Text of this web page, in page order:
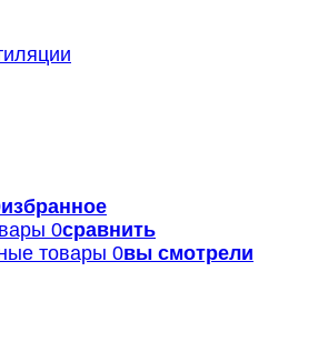
избранное
0сравнить
товары 0вы смотрели